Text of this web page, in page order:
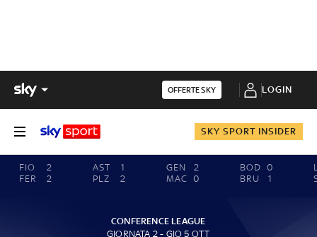
OFFERTE SKY LOGIN
SKY SPORT INSIDER
FIO
2
FER
2
AST
1
PLZ
2
GEN
2
MAC 0
BOD 0
BRU
1
CONFERENCE LEAGUE
GIORNATA 2 - GIO 5 OTT